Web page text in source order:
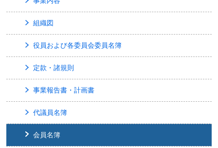
組織図
役員および各委員会委員名簿
定款・諸規則
事業報告書・計画書
代議員名簿
会員名簿